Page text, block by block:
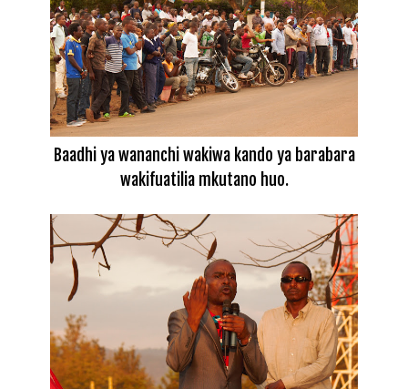
Baadhi ya wananchi wakiwa kando ya barabara
wakifuatilia mkutano huo.